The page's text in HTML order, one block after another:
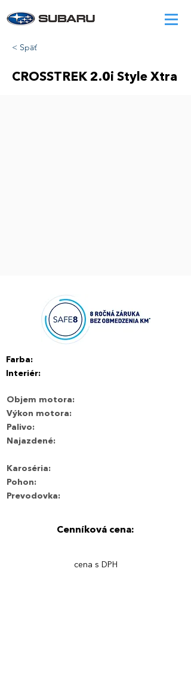
< Späť
CROSSTREK 2.0i Style Xtra
Farba:
Interiér:
Objem motora:
Výkon motora:
Palivo:
Najazdené:
Karoséria:
Pohon:
Prevodovka:
Cenníková cena:
cena s DPH